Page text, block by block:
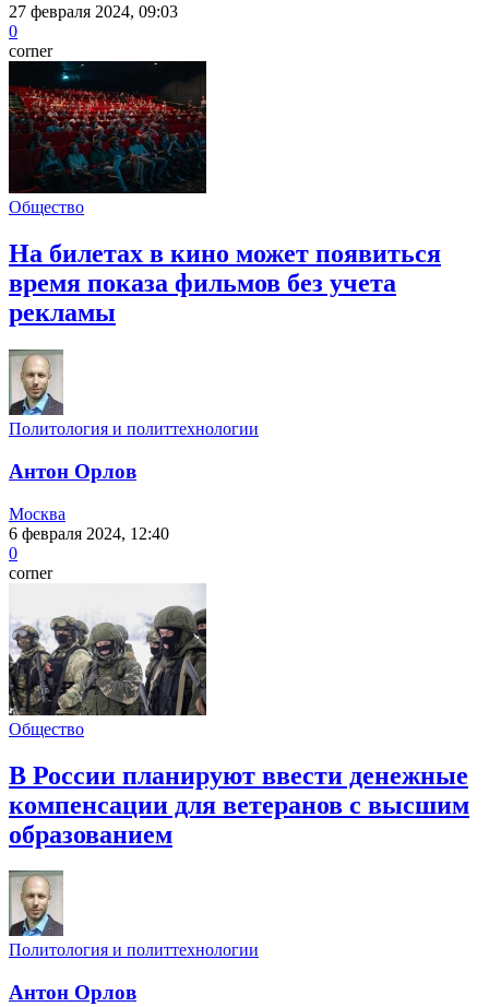
27 февраля 2024, 09:03
0
corner
Общество
На билетах в кино может появиться
время показа фильмов без учета
рекламы
Политология и политтехнологии
Антон Орлов
Москва
6 февраля 2024, 12:40
0
corner
Общество
В России планируют ввести денежные
компенсации для ветеранов с высшим
образованием
Политология и политтехнологии
Антон Орлов